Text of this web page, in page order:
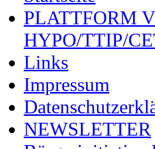
PLATTFORM
HYPO/TTIP/
Links
Impressum
NEWSLETTER